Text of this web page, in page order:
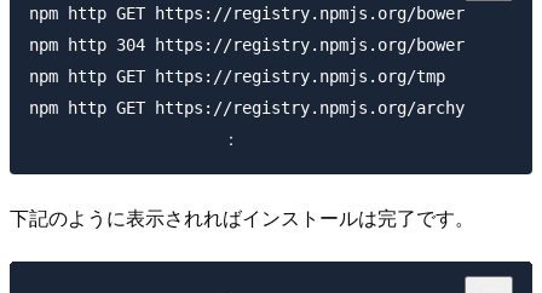
npm http GET https://registry.npmjs.org/bower
npm http 304 https://registry.npmjs.org/bower
npm http GET https://registry.npmjs.org/tmp
npm http GET https://registry.npmjs.org/archy
下記のように表示されればインストールは完了です。